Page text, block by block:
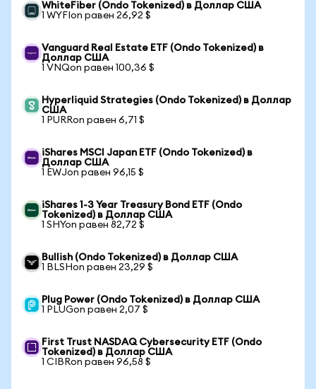
WhiteFiber (Ondo Tokenized) в Доллар США
1 WYFIon равен 26,92 $
Vanguard Real Estate ETF (Ondo Tokenized) в
Доллар США
1 VNQon равен 100,36 $
Hyperliquid Strategies (Ondo Tokenized) в Доллар
США
1 PURRon равен 6,71 $
iShares MSCI Japan ETF (Ondo Tokenized) в
Доллар США
1 EWJon равен 96,15 $
iShares 1-3 Year Treasury Bond ETF (Ondo
Tokenized) в Доллар США
1 SHYon равен 82,72 $
Bullish (Ondo Tokenized) в Доллар США
1 BLSHon равен 23,29 $
Plug Power (Ondo Tokenized) в Доллар США
1 PLUGon равен 2,07 $
First Trust NASDAQ Cybersecurity ETF (Ondo
Tokenized) в Доллар США
1 CIBRon равен 96,58 $